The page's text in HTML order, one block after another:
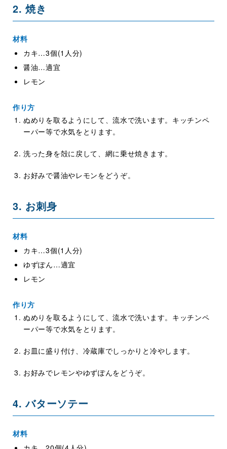
2. 焼き
材料
カキ…3個(1人分)
醤油…適宜
レモン
作り方
ぬめりを取るようにして、流水で洗います。キッチンペ
ーパー等で水気をとります。
洗った身を殻に戻して、網に乗せ焼きます。
お好みで醤油やレモンをどうぞ。
3. お刺身
材料
カキ…3個(1人分)
ゆずぽん…適宜
レモン
作り方
ぬめりを取るようにして、流水で洗います。キッチンペ
ーパー等で水気をとります。
お皿に盛り付け、冷蔵庫でしっかりと冷やします。
お好みでレモンやゆずぽんをどうぞ。
4. バターソテー
材料